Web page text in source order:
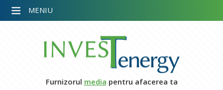
Furnizorul media pentru afacerea ta
MENIU